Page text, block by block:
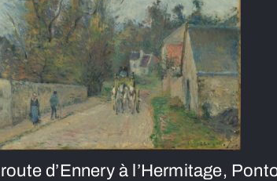
d’Ennery à l’Hermitage,